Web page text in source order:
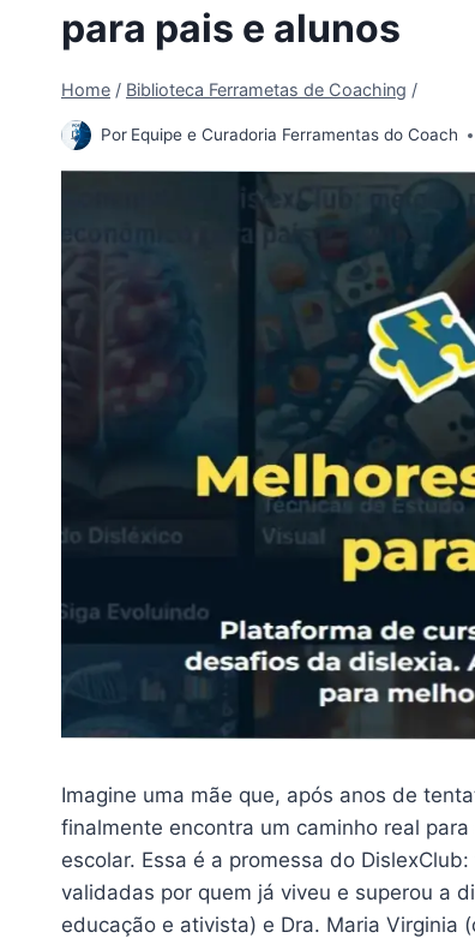
para pais e alunos
Home / Biblioteca Ferrametas de Coaching /
Por Equipe e Curadoria Ferramentas do Coach
Imagine uma mãe que, após anos de
finalmente encontra um caminho real
escolar. Essa é a promessa do
validadas por quem já viveu e superou a
educação e ativista) e Dra. Maria Virginia